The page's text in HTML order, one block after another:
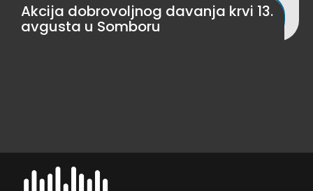
Akcija dobrovoljnog davanja krvi 13.
avgusta u Somboru